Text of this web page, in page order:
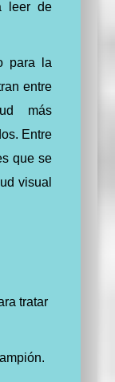
leer de
para la
entre
más
Entre
que se
visual
tratar